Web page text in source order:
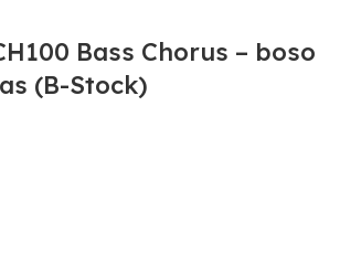
Bass Chorus – boso
(B-Stock)